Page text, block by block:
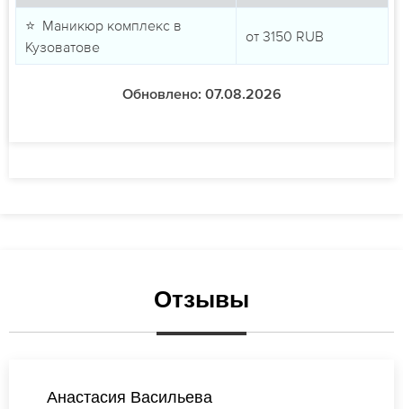
⭐ Маникюр комплекс в
Кузоватове
от 3150 RUB
Обновлено: 07.08.2026
Отзывы
Наталья Петрова